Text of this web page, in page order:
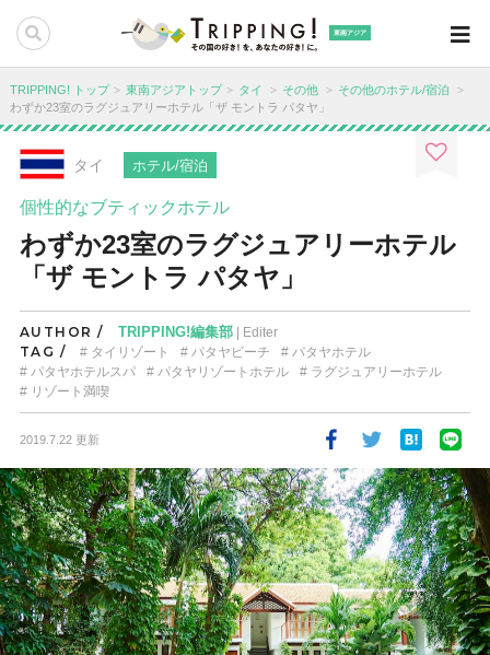
東南アジア
TRIPPING! トップ 東南アジアトップ タイ その他
その他のホテル/宿泊
わずか23室のラグジュアリーホテル「ザ モントラ パタヤ」
タイ ホテル/宿泊
個性的なブティックホテル
わずか23室のラグジュアリーホテル
「ザ モントラ パタヤ」
AUTHOR / TRIPPING!編集部| Editer
TAG / タイリゾート パタヤビーチ
パタヤホテル
パタヤホテルスパ
パタヤリゾートホテル
ラグジュアリーホテル
リゾート満喫
2019.7.22 更新